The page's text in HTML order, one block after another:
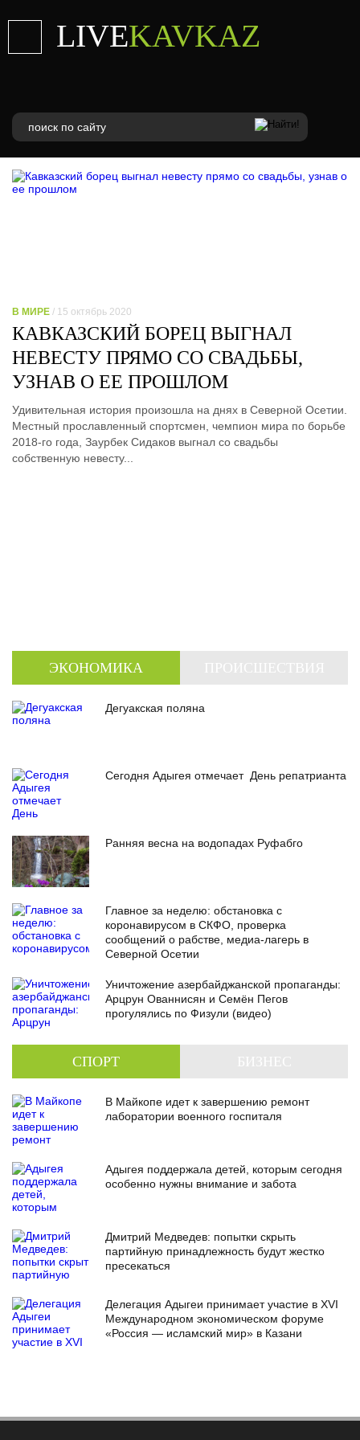
LIVEKAVKAZ
В МИРЕ / 15 октябрь 2020
КАВКАЗСКИЙ БОРЕЦ ВЫГНАЛ
НЕВЕСТУ ПРЯМО СО СВАДЬБЫ,
УЗНАВ О ЕЕ ПРОШЛОМ
Удивительная история произошла на днях в Северной Осетии.
Местный прославленный спортсмен, чемпион мира по борьбе
2018-го года, Заурбек Сидаков выгнал со свадьбы
собственную невесту...
ЭКОНОМИКА
Дегуакская поляна
Сегодня Адыгея отмечает День репатрианта
Ранняя весна на водопадах Руфабго
Главное за неделю: обстановка с
коронавирусом в СКФО, проверка
сообщений о рабстве, медиа-лагерь в
Северной Осетии
Уничтожение азербайджанской пропаганды:
Арцрун Ованнисян и Семён Пегов
прогулялись по Физули (видео)
СПОРТ
В Майкопе идет к завершению ремонт
лаборатории военного госпиталя
Адыгея поддержала детей, которым сегодня
особенно нужны внимание и забота
Дмитрий Медведев: попытки скрыть
партийную принадлежность будут жестко
пресекаться
Делегация Адыгеи принимает участие в XVI
Международном экономическом форуме
«Россия — исламский мир» в Казани